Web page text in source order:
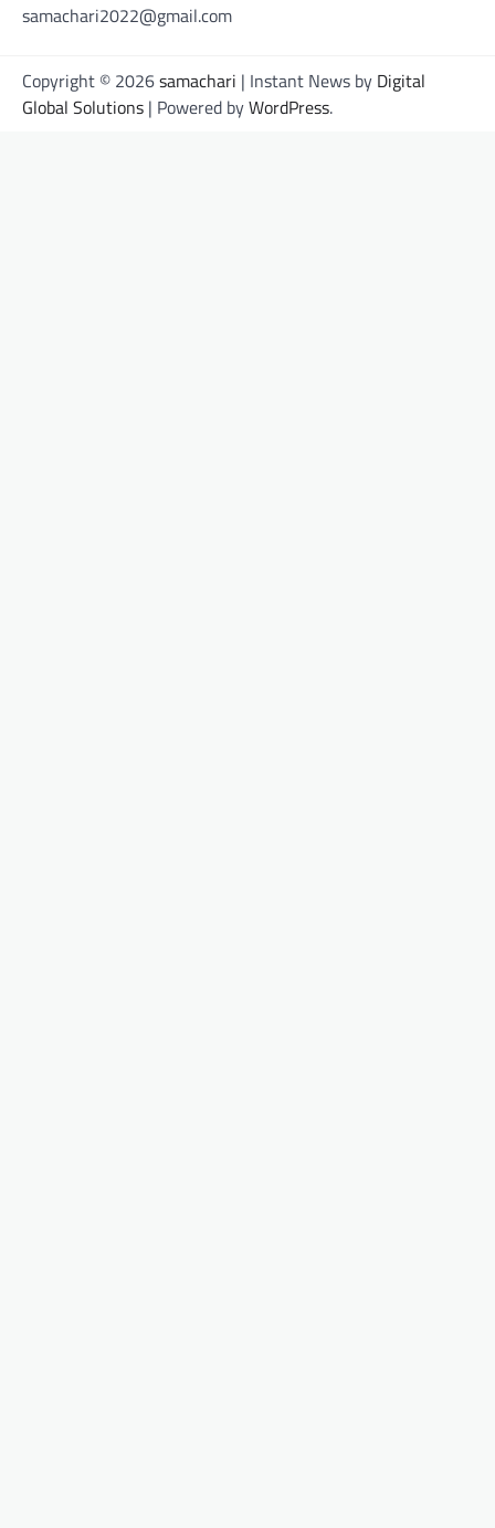
samachari2022@gmail.com
Copyright © 2026samachari | Instant News by Digital
Global Solutions | Powered byWordPress.